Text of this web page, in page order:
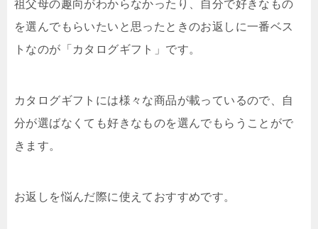
祖父母の趣向がわからなかったり、自分で好きなもの
を選んでもらいたいと思ったときのお返しに一番ベス
トなのが「カタログギフト」です。
カタログギフトには様々な商品が載っているので、自
分が選ばなくても好きなものを選んでもらうことがで
きます。
お返しを悩んだ際に使えておすすめです。